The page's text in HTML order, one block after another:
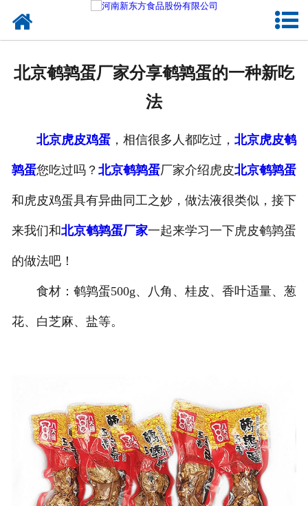
加入新东方
联系我们
北京鹌鹑蛋厂家分享鹌鹑蛋的一种新吃
法
北京虎皮鸡蛋，相信很多人都吃过， 北京虎皮鹌
鹑蛋您吃过吗？ 北京鹌鹑蛋厂家介绍虎皮北京鹌鹑蛋
和虎皮鸡蛋具有异曲同工之妙，做法液很类似，接下
来我们和北京鹌鹑蛋厂家一起来学习一下虎皮鹌鹑蛋
的做法吧！
食材：鹌鹑蛋500g、八角、桂皮、香叶适量、葱
花、白芝麻、盐等。